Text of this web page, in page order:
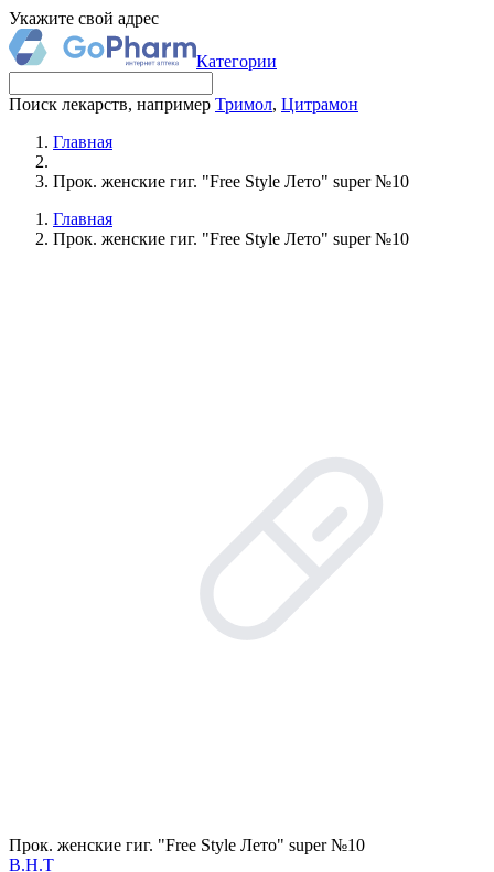
Укажите свой адрес
Категории
Поиск лекарств, например Тримол, Цитрамон
Главная
Прок. женские гиг. "Free Style Лето" super №10
Главная
Прок. женские гиг. "Free Style Лето" super №10
Прок. женские гиг. "Free Style Лето" super №10
В.Н.Т